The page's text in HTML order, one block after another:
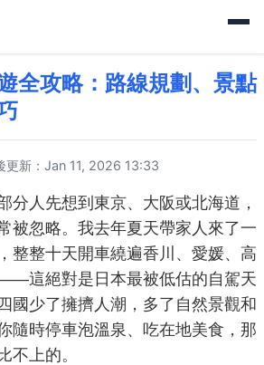
全攻略：路線規劃、景點
更新：Jan 11, 2026 13:33
分人先想到東京、大阪或北海道，
被忽略。我去年夏天帶家人來了一
整整十天開車繞遍香川、愛媛、高
這絕對是日本最被低估的自駕天
國少了擁擠人潮，多了自然景觀和
隨時停車泡溫泉、吃在地美食，那
不上的。